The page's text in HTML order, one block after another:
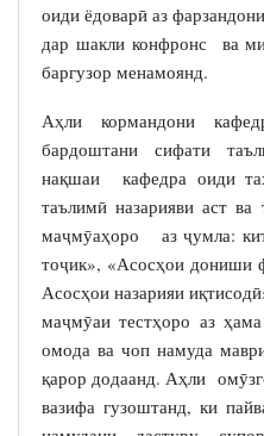
оиди ёдоварӣ аз
дар шакли конфронс ва
баргузор менамоянд.
Аҳли кормандони
бардоштани сифати
нақшаи кафедра оиди
таълимӣ назарияви аст ва
маҷмӯаҳоро аз ҷумла:
тоҷик», «Асосҳои дониши
Асосҳои назарияи
маҷмӯаи тестҳоро аз
омода ва чоп намуда
қарор додаанд. Аҳли
вазифа гузоштанд, ки